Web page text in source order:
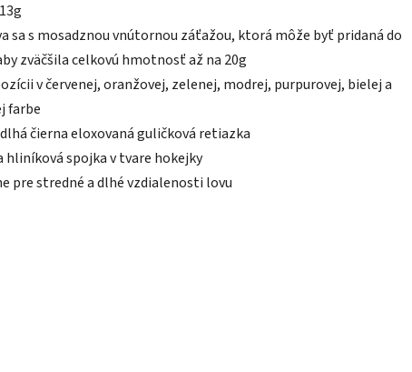
sa s mosadznou vnútornou záťažou, ktorá môže byť pridaná do
zväčšila celkovú hmotnosť až na 20g
v červenej, oranžovej, zelenej, modrej, purpurovej, bielej a
farbe
čierna eloxovaná guličková retiazka
hliníková spojka v tvare hokejky
pre stredné a dlhé vzdialenosti lovu